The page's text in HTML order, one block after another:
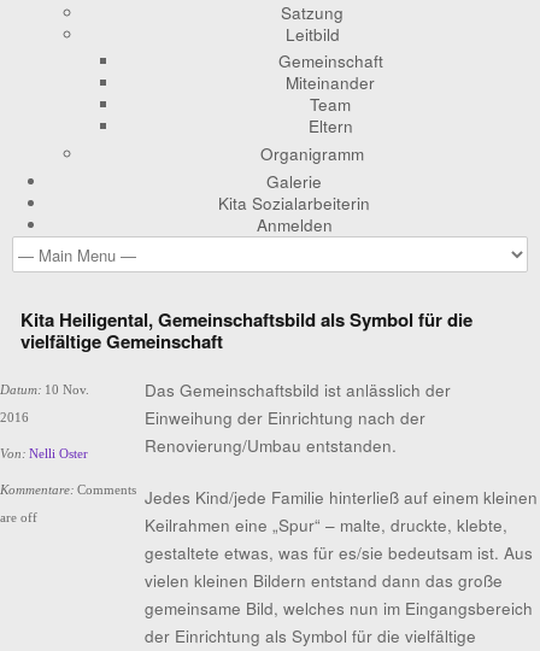
Satzung
Leitbild
Gemeinschaft
Miteinander
Team
Eltern
Organigramm
Galerie
Kita Sozialarbeiterin
Anmelden
Kita Heiligental, Gemeinschaftsbild als Symbol für die
vielfältige Gemeinschaft
Datum: 10 Nov.
2016
Von: Nelli Oster
Kommentare: Comments
are off
Das Gemeinschaftsbild ist anlässlich der
Einweihung der Einrichtung nach der
Renovierung/Umbau entstanden.
Jedes Kind/jede Familie hinterließ auf einem kleinen
Keilrahmen eine „Spur“ – malte, druckte, klebte,
gestaltete etwas, was für es/sie bedeutsam ist. Aus
vielen kleinen Bildern entstand dann das große
gemeinsame Bild, welches nun im Eingangsbereich
der Einrichtung als Symbol für die vielfältige